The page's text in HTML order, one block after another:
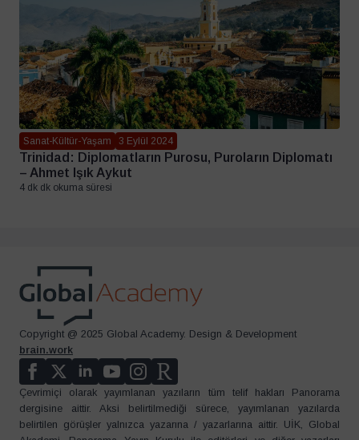
Sanat-Kültür-Yaşam 3 Eylül 2024
Trinidad: Diplomatların Purosu, Puroların Diplomatı
– Ahmet Işık Aykut
4 dk dk okuma süresi
Copyright @ 2025 Global Academy. Design & Development
brain.work
Çevrimiçi olarak yayımlanan yazıların tüm telif hakları Panorama
dergisine aittir. Aksi belirtilmediği sürece, yayımlanan yazılarda
belirtilen görüşler yalnızca yazarına / yazarlarına aittir. UİK, Global